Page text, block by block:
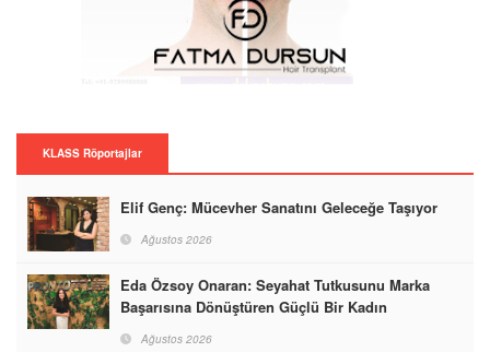
KLASS Röportajlar
Elif Genç: Mücevher Sanatını Geleceğe Taşıyor
Ağustos 2026
Eda Özsoy Onaran: Seyahat Tutkusunu Marka
Başarısına Dönüştüren Güçlü Bir Kadın
Ağustos 2026